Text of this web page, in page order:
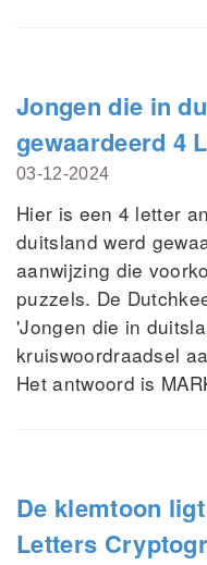
Jongen die in
gewaardeerd 4
03-12-2024
Hier is een 4 letter
duitsland werd
aanwijzing die
puzzels. De
'Jongen die in
kruiswoordraadsel
Het antwoord is
De klemtoon
Letters